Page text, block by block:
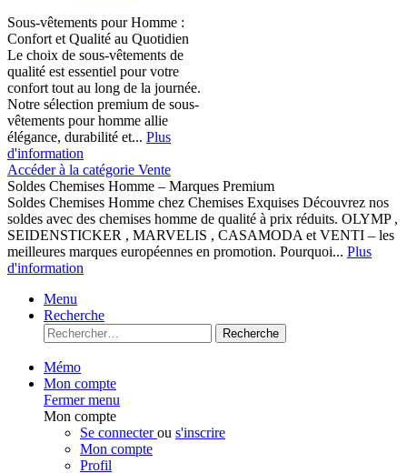
Sous-vêtements pour Homme :
Confort et Qualité au Quotidien
Le choix de sous-vêtements de
qualité est essentiel pour votre
confort tout au long de la journée.
Notre sélection premium de sous-
vêtements pour homme allie
élégance, durabilité et... Plus
d'information
Accéder à la catégorie Vente
Soldes Chemises Homme – Marques Premium
Soldes Chemises Homme chez Chemises Exquises Découvrez nos
soldes avec des chemises homme de qualité à prix réduits. OLYMP ,
SEIDENSTICKER , MARVELIS , CASAMODA et VENTI – les
meilleures marques européennes en promotion. Pourquoi... Plus
d'information
Menu
Recherche
Recherche
Mémo
Mon compte
Fermer menu
Mon compte
Se connecterou s'inscrire
Mon compte
Profil